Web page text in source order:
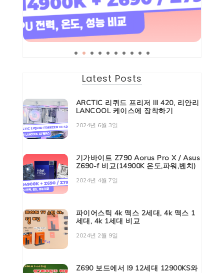
Latest Posts
ARCTIC 리퀴드 프리저 III 420, 리안리
LANCOOL 케이스에 장착하기
2024년 6월 3일
기가바이트 Z790 Aorus Pro X / Asus
Z690-f 비교(14900K 온도,파워,벤치)
2024년 4월 7일
파이어스틱 4k 맥스 2세대, 4k 맥스 1
세대, 4k 1세대 비교
2024년 2월 9일
Z690 보드에서 I9 12세대 12900KS와